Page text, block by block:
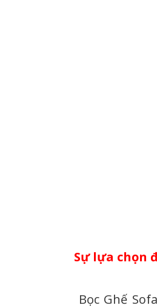
Sự lựa chọn
Bọc Ghế